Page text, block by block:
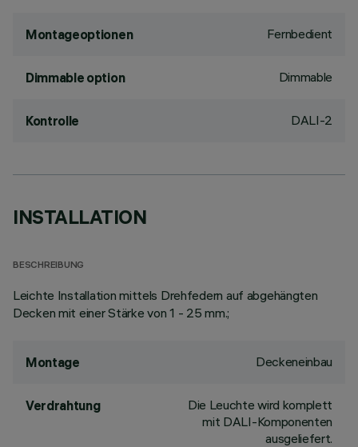
Montageoptionen Fernbedient
Dimmable option Dimmable
Kontrolle DALI-2
INSTALLATION
BESCHREIBUNG
Leichte Installation mittels Drehfedern auf abgehängten
Decken mit einer Stärke von 1 - 25 mm.;
Montage Deckeneinbau
Verdrahtung
Die Leuchte wird komplett
mit DALI-Komponenten
ausgeliefert.